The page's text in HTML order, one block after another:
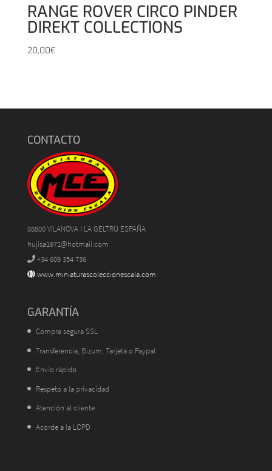
RANGE ROVER CIRCO PINDER
DIREKT COLLECTIONS
20,00€
CONTACTO
08800 VILANOVA I LA GELTRÚ ESPAÑA
hujisa1971@hotmail.com
+34 609 354 736
www.miniaturascoleccionescala.com
GARANTÍA
Compra segura SSL
Transferencia, Bizum, Tarjeta o Paypal
Envío rápido
Respeto a la privacidad
Atención al cliente
Acorde a la LOPD